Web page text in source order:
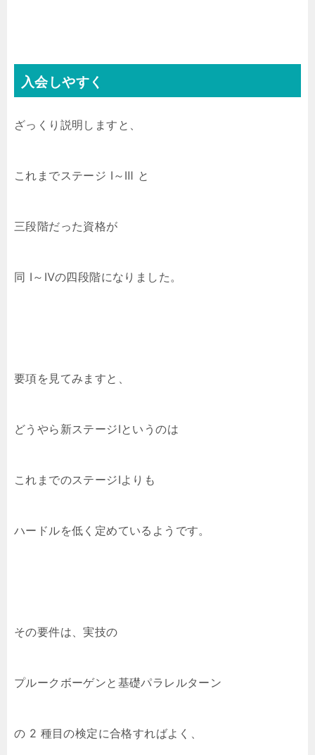
入会しやすく
ざっくり説明しますと、
これまでステージ Ⅰ～Ⅲ と
三段階だった資格が
同 Ⅰ～Ⅳの四段階になりました。
要項を見てみますと、
どうやら新ステージⅠというのは
これまでのステージⅠよりも
ハードルを低く定めているようです。
その要件は、実技の
プルークボーゲンと基礎パラレルターン
の 2 種目の検定に合格すればよく、